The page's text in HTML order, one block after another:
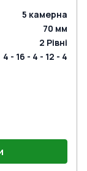
5 камерна
70 мм
2 Рівні
4 - 16 - 4 - 12 - 4